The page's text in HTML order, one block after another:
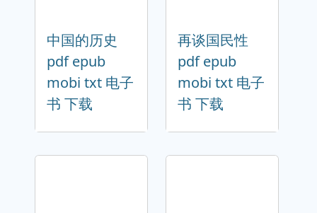
中国的历史
pdf epub
mobi txt 电子
书 下载
再谈国民性
pdf epub
mobi txt 电子
书 下载